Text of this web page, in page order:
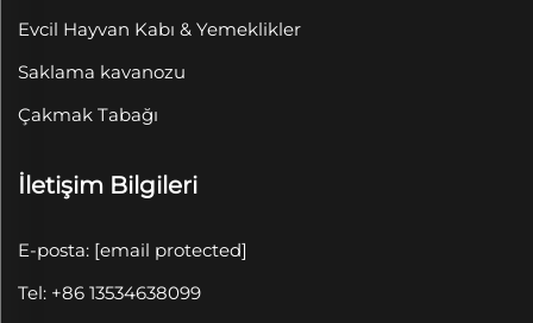
Evcil Hayvan Kabı & Yemeklikler
Saklama kavanozu
Çakmak Tabağı
İletişim Bilgileri
E-posta: [email protected]
Tel: +86 13534638099